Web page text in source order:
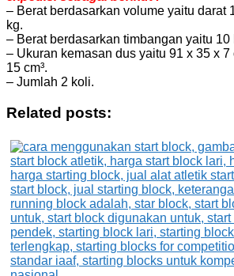
– Berat berdasarkan volume yaitu darat
kg.
– Berat berdasarkan timbangan yaitu 10
– Ukuran kemasan dus yaitu 91 x 35 x 7
15 cm³.
– Jumlah 2 koli.
Related posts: